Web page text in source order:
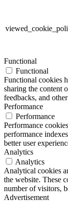
Functional
Functional
Functional cookies
sharing the content
feedbacks, and
Performance
Performance
Performance
performance
better user
Analytics
Analytics
Analytical cookies
the website. These
number of visitors,
Advertisement